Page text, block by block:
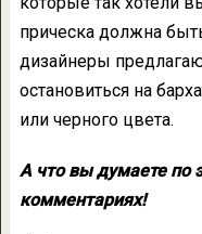
прическа должна
дизайнеры
остановиться на
или черного цвета.
А что вы думаете по
комментариях!